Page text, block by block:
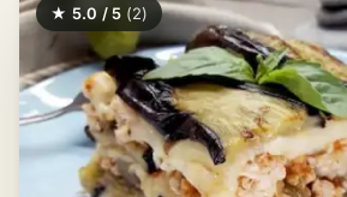
★ 5.0 / 5 (2)